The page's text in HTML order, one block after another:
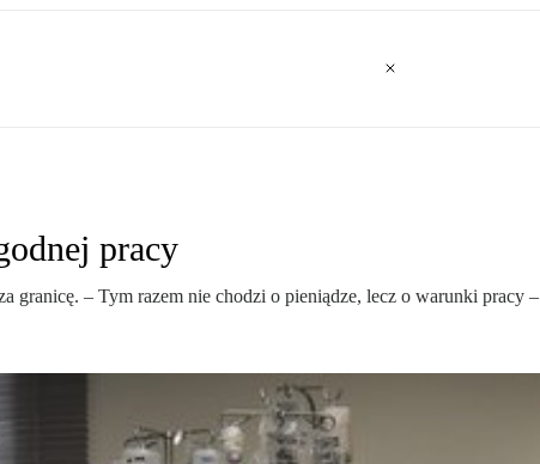
pracy
granicę. – Tym razem nie chodzi o pieniądze, lecz o warunki pracy